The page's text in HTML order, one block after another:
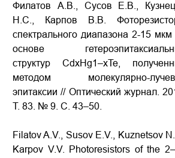
Филатов А.В., Сусов Е.В.,
Н.С., Карпов В.В.
спектрального диапазона 2-15 мкм
основе
структур CdxHg1–xTe,
методом молекулярно-
эпитаксии// Оптический журнал.
Т. 83. № 9. С. 43–50.
Filatov A.V., Susov E.V., Kuznetsov
Karpov V.V.
Photoresistors of the